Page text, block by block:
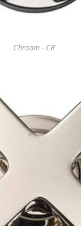
Chroom - CR